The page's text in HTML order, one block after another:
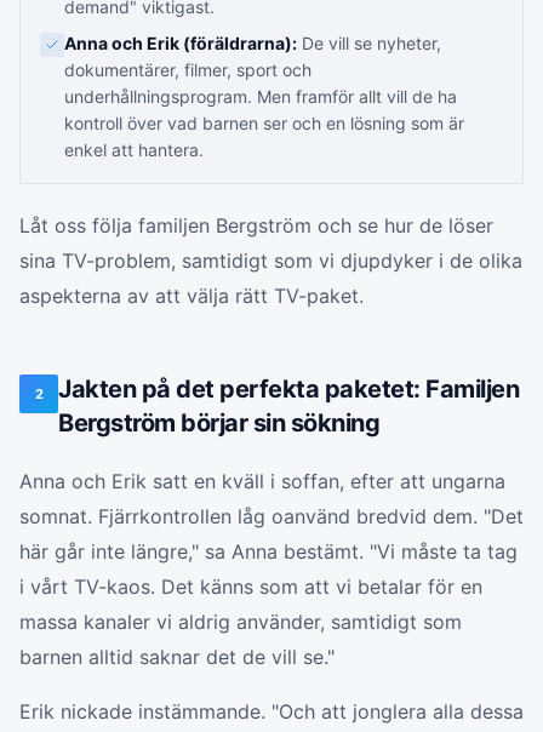
demand" viktigast.
Anna och Erik (föräldrarna): De vill se nyheter,
dokumentärer, filmer, sport och
underhållningsprogram. Men framför allt vill de ha
kontroll över vad barnen ser och en lösning som är
enkel att hantera.
Låt oss följa familjen Bergström och se hur de löser
sina TV-problem, samtidigt som vi djupdyker i de olika
aspekterna av att välja rätt TV-paket.
2
Jakten på det perfekta paketet: Familjen
Bergström börjar sin sökning
Anna och Erik satt en kväll i soffan, efter att ungarna
somnat. Fjärrkontrollen låg oanvänd bredvid dem. "Det
här går inte längre," sa Anna bestämt. "Vi måste ta tag
i vårt TV-kaos. Det känns som att vi betalar för en
massa kanaler vi aldrig använder, samtidigt som
barnen alltid saknar det de vill se."
Erik nickade instämmande. "Och att jonglera alla dessa